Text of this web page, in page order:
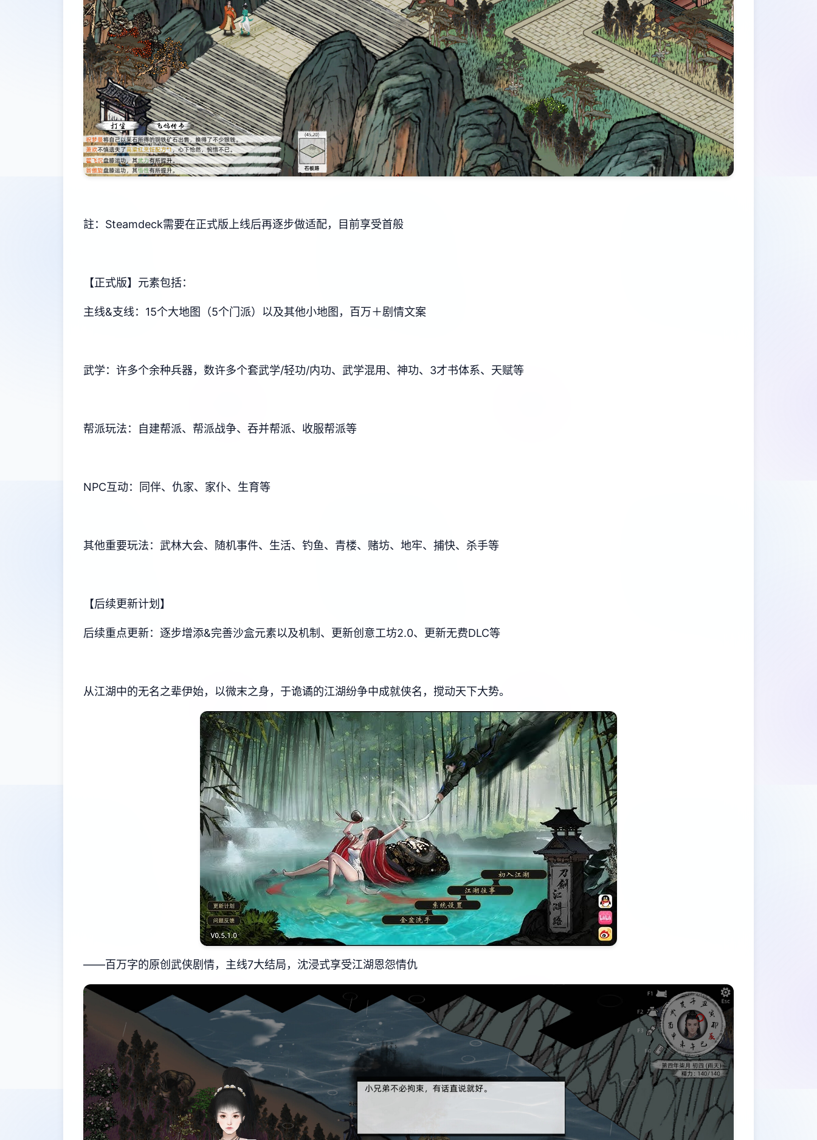
註：Steamdeck需要在正式版上线后再逐步做适配，目前享受首般
【正式版】元素包括：
主线&支线：15个大地图（5个门派）以及其他小地图，百万＋剧情文案
武学：许多个余种兵器，数许多个套武学/轻功/内功、武学混用、神功、3才书体系、天赋等
帮派玩法：自建帮派、帮派战争、吞并帮派、收服帮派等
NPC互动：同伴、仇家、家仆、生育等
其他重要玩法：武林大会、随机事件、生活、钓鱼、青楼、赌坊、地牢、捕快、杀手等
【后续更新计划】
后续重点更新：逐步增添&完善沙盒元素以及机制、更新创意工坊2.0、更新无费DLC等
从江湖中的无名之辈伊始，以微末之身，于诡谲的江湖纷争中成就侠名，搅动天下大势。
——百万字的原创武侠剧情，主线7大结局，沈浸式享受江湖恩怨情仇